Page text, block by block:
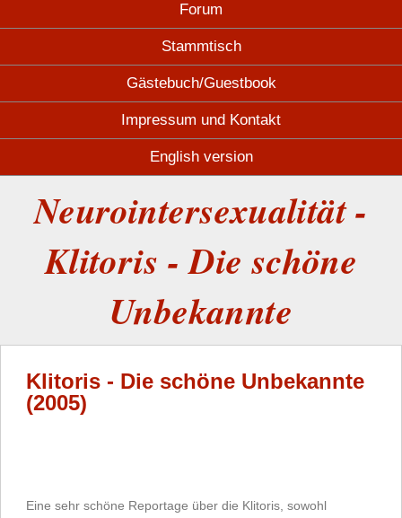
Forum
Stammtisch
Gästebuch/Guestbook
Impressum und Kontakt
English version
Neurointersexualität -
Klitoris - Die schöne
Unbekannte
Klitoris - Die schöne Unbekannte
(2005)
Eine sehr schöne Reportage über die Klitoris, sowohl